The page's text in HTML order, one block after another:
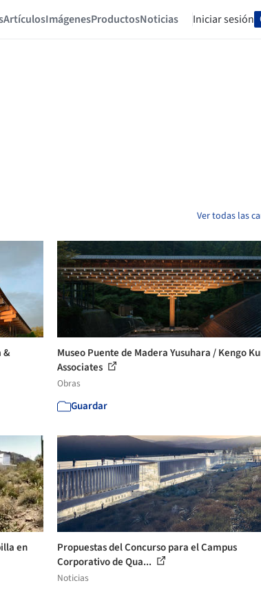
ArtículosImágenesProductosNoticias Iniciar sesión
Ver todas las
&
Museo Puente de Madera Yusuhara / Kengo
Associates
Obras
Guardar
en
Propuestas del Concurso para el Campus
Corporativo de Qua...
Noticias